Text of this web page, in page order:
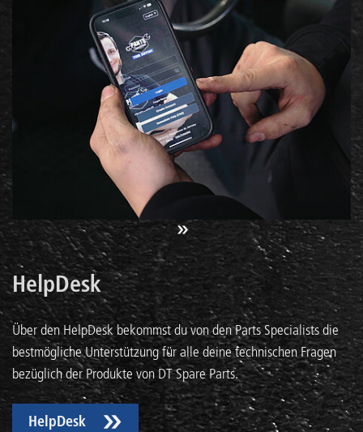
HelpDesk
Über den HelpDesk bekommst du von den Parts Specialists die
bestmögliche Unterstützung für alle deine technischen Fragen
bezüglich der Produkte von DT Spare Parts.
HelpDesk